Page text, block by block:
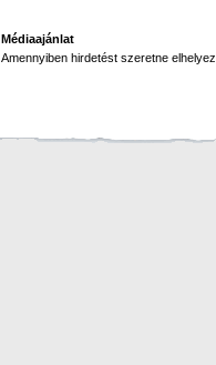
Médiaajánlat
Amennyiben hirdetést szeretne